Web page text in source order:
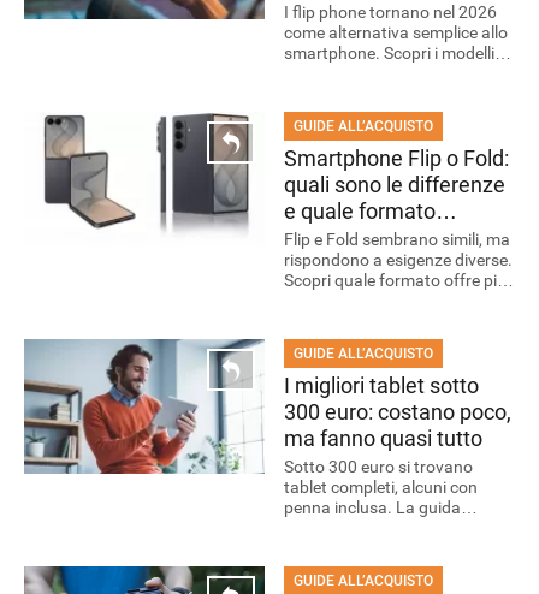
I flip phone tornano nel 2026
come alternativa semplice allo
smartphone. Scopri i modelli
GUIDE ALL’ACQUISTO
Smartphone Flip o Fold:
quali sono le differenze
e quale formato
scegliere?
Flip e Fold sembrano simili, ma
rispondono a esigenze diverse.
Scopri quale formato offre più
GUIDE ALL’ACQUISTO
I migliori tablet sotto
300 euro: costano poco,
ma fanno quasi tutto
Sotto 300 euro si trovano
tablet completi, alcuni con
penna inclusa. La guida
adatto.
GUIDE ALL’ACQUISTO